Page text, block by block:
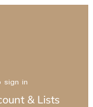
sign in
& Lists